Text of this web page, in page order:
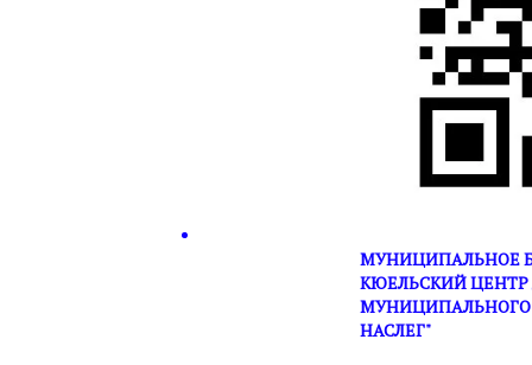
МУНИЦИПАЛЬНОЕ
КЮЕЛЬСКИЙ ЦЕНТР
МУНИЦИПАЛЬНОГО
НАСЛЕГ"